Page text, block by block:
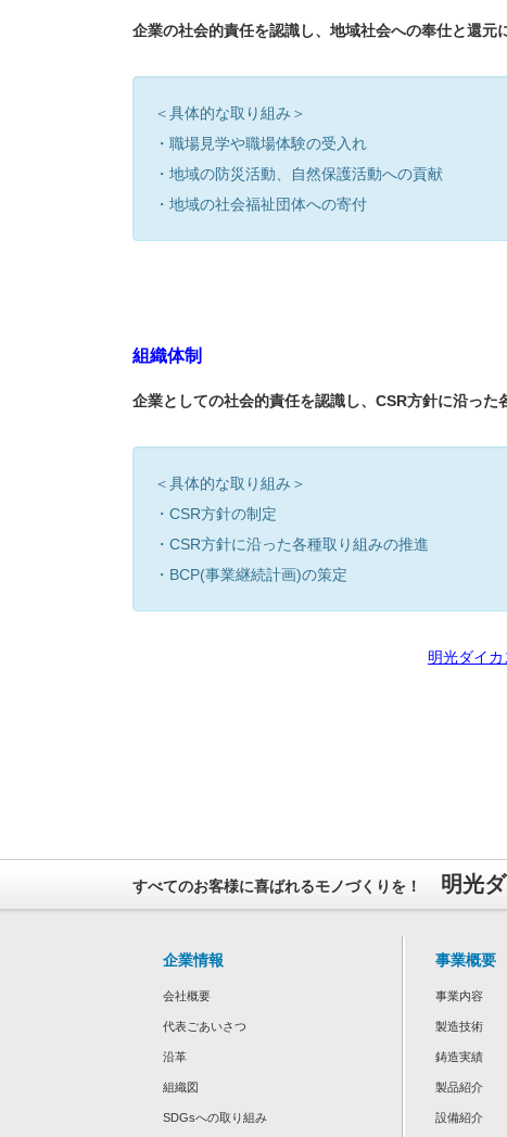
企業の社会的責任を認識し、地域社会への奉仕と還元
＜具体的な取り組み＞
・職場見学や職場体験の受入れ
・地域の防災活動、自然保護活動への貢献
・地域の社会福祉団体への寄付
組織体制
企業としての社会的責任を認識し、CSR方針に沿った
＜具体的な取り組み＞
・CSR方針の制定
・CSR方針に沿った各種取り組みの推進
・BCP(事業継続計画)の策定
明光ダイ
すべてのお客様に喜ばれるモノづくりを！ 明光
企業情報
会社概要
代表ごあいさつ
沿革
組織図
SDGsへの取り組み
事業概要
事業内容
製造技術
鋳造実績
製品紹介
設備紹介